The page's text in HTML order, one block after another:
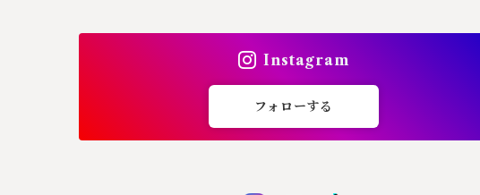
Instagram
フォローする